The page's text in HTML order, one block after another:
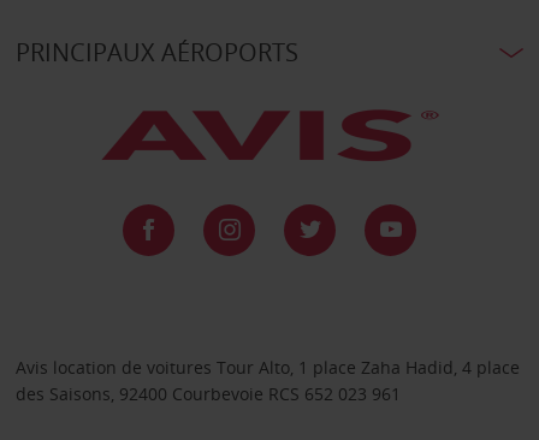
PRINCIPAUX AÉROPORTS
Avis location de voitures Tour Alto, 1 place Zaha Hadid, 4 place
des Saisons, 92400 Courbevoie RCS 652 023 961